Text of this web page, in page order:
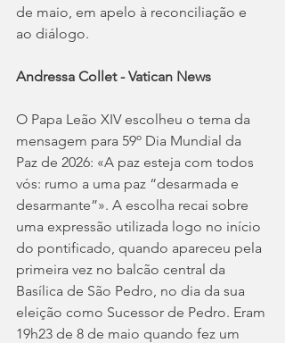
de maio, em apelo à reconciliação e
ao diálogo.
Andressa Collet - Vatican News
O Papa Leão XIV escolheu o tema da
mensagem para 59º Dia Mundial da
Paz de 2026: «A paz esteja com todos
vós: rumo a uma paz “desarmada e
desarmante”». A escolha recai sobre
uma expressão utilizada logo no início
do pontificado, quando apareceu pela
primeira vez no balcão central da
Basílica de São Pedro, no dia da sua
eleição como Sucessor de Pedro. Eram
19h23 de 8 de maio quando fez um